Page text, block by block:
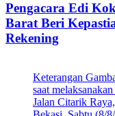
Pengacara Edi
Barat Beri
Rekening
Keterangan
saat
Jalan Citarik